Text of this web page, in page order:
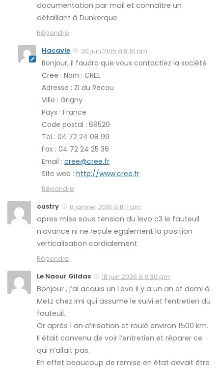
documentation par mail et connaître un
détaillant à Dunkerque
Répondre
Hacavie
30 juin 2015 à 9:18 am
Bonjour, il faudra que vous contactiez la société
Cree : Nom : CREE
Adresse : ZI du Recou
Ville : Grigny
Pays : France
Code postal : 69520
Tel : 04 72 24 08 99
Fax : 04 72 24 25 36
Email : cree@cree.fr
Site web : http://www.cree.fr
Répondre
oustry
8 janvier 2018 à 11:11 am
apres mise sous tension du levo c3 le fauteuil
n’avance ni ne recule egalement la position
verticalisation cordialement
Répondre
Le Naour Gildas
18 juin 2026 à 8:30 pm
Bonjour , j’ai acquis un Levo il y a un an et demi à
Metz chez imi qui assume le suivi et l’entretien du
fauteuil.
Or après 1 an d’irisation et roulé environ 1500 km.
Il était convenu de voir l’entretien et réparer ce
qui n’allait pas.
En effet beaucoup de remise en état devait être